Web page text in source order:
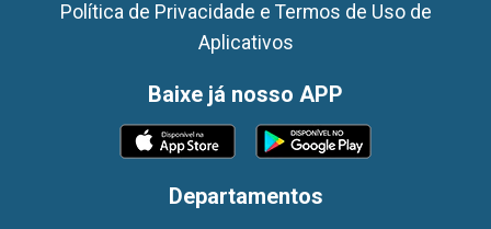
Política de Privacidade e Termos de Uso de
Aplicativos
Baixe já nosso APP
Departamentos